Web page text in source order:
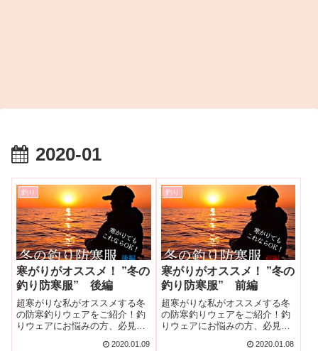
2020-01
釣り
寒がりがオススメ！ ”冬の
釣り防寒服” 後編
超寒がりな私がオススメする冬
の防寒釣りウェアをご紹介！釣
りウェアにお悩みの方、必見で
2020.01.09
釣り
寒がりがオススメ！ ”冬の
釣り防寒服” 前編
超寒がりな私がオススメする冬
の防寒釣りウェアをご紹介！釣
りウェアにお悩みの方、必見で
underwear,tops,bottoms2020.01.08